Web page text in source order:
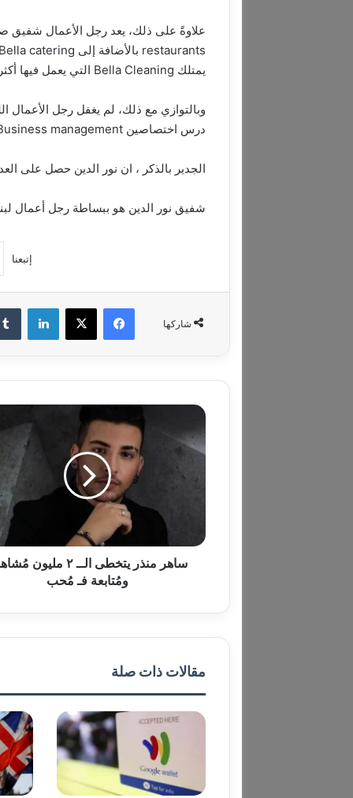
يمتلك Bella Cleaning التي يعمل فيها أكثر من ١٥٠٠ يد عاملة و Bella contracting.
وبالتوازي مع ذلك، لم يغفل رجل الأعمال
درس اختصاصين Computer and Business management.
الجدير بالذكر ، ان نور الدين حصل على
شفيق نور الدين هو ببساطة رجل أعمال
إتبعنا
شاركها
فيسبوك ‫X
ساهر
يتخطى
فـ
مُحب
ساهر منذر يتخطى الــ ٢ مليون
ومُتابعة فـ مُحب
مقالات ذات صلة